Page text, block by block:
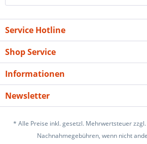
Service Hotline
Shop Service
Informationen
Newsletter
* Alle Preise inkl. gesetzl. Mehrwertsteuer zzgl.
Nachnahmegebühren, wenn nicht